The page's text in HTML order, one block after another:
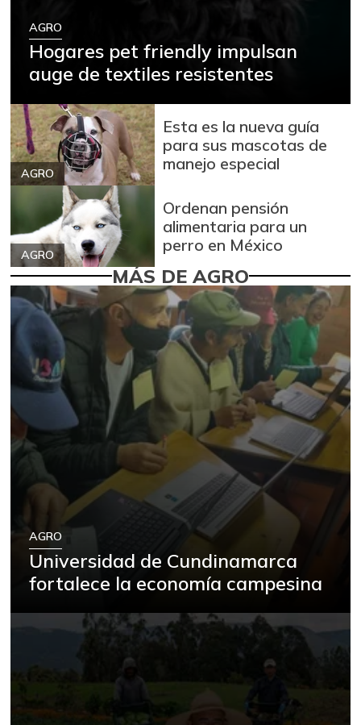
AGRO
Hogares pet friendly impulsan
auge de textiles resistentes
AGRO
Esta es la nueva guía
para sus mascotas de
manejo especial
AGRO
Ordenan pensión
alimentaria para un
perro en México
MÁS DE AGRO
AGRO
Universidad de Cundinamarca
fortalece la economía campesina